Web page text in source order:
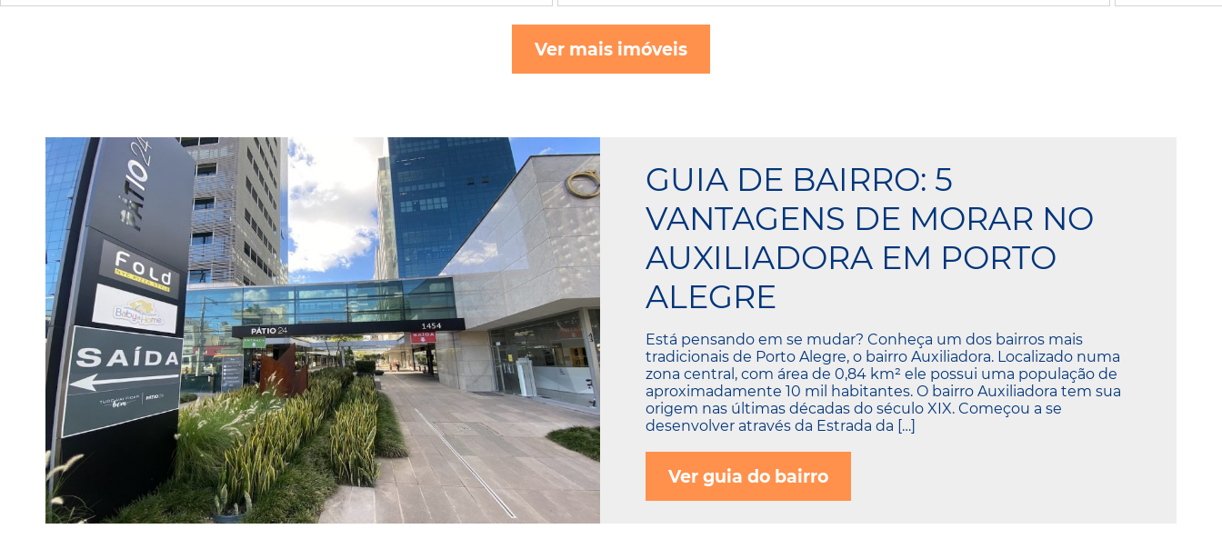
Ver mais imóveis
GUIA DE BAIRRO: 5
VANTAGENS DE MORAR NO
AUXILIADORA EM PORTO
ALEGRE
Está pensando em se mudar? Conheça um dos bairros mais
tradicionais de Porto Alegre, o bairro Auxiliadora. Localizado numa
zona central, com área de 0,84 km² ele possui uma população de
aproximadamente 10 mil habitantes. O bairro Auxiliadora tem sua
origem nas últimas décadas do século XIX. Começou a se
desenvolver através da Estrada da […]
Ver guia do bairro